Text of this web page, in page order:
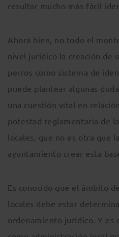
resultar mucho más fácil
Ahora bien, no todo el
nivel jurídico la creación de
perros como sistema de
puede plantear algunas
una cuestión vital en
potestad reglamentaria de
locales, que no es otra que
ayuntamiento crear esta
Es conocido que el ámbito
locales debe estar
ordenamiento jurídico. Y es